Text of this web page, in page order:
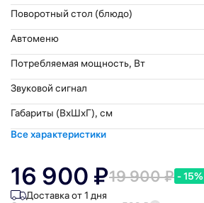
Поворотный стол (блюдо)
Автоменю
Потребляемая мощность, Вт
Звуковой сигнал
Габариты (ВхШхГ), см
Все характеристики
16 900 ₽19 900 ₽ - 15%
Доставка от 1 дня